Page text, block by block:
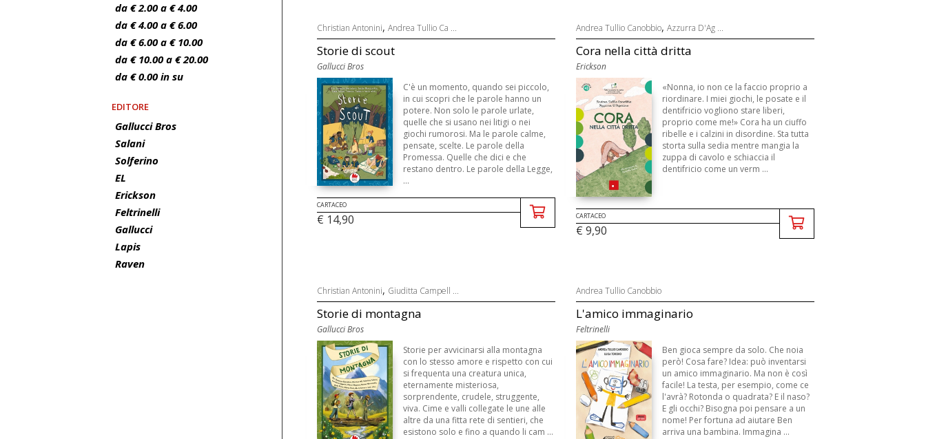
da € 2.00 a € 4.00
da € 4.00 a € 6.00
da € 6.00 a € 10.00
da € 10.00 a € 20.00
da € 0.00 in su
EDITORE
Gallucci Bros
Salani
Solferino
EL
Erickson
Feltrinelli
Gallucci
Lapis
Raven
Christian Antonini, Andrea Tullio Ca ...
Storie di scout
Gallucci Bros
C'è un momento, quando sei piccolo,
in cui scopri che le parole hanno un
potere. Non solo le parole urlate,
quelle che si usano nei litigi o nei
giochi rumorosi. Ma le parole calme,
pensate, scelte. Le parole della
Promessa. Quelle che dici e che
restano dentro. Le parole della Legge,
...
CARTACEO
€ 14,90
Andrea Tullio Canobbio, Azzurra D'Ag ...
Cora nella città dritta
Erickson
«Nonna, io non ce la faccio proprio a
riordinare. I miei giochi, le posate e il
dentifricio vogliono stare liberi,
proprio come me!» Cora ha un ciuffo
ribelle e i calzini in disordine. Sta tutta
storta sulla sedia mentre mangia la
zuppa di cavolo e schiaccia il
dentifricio come un verm ...
CARTACEO
€ 9,90
Christian Antonini, Giuditta Campell ...
Storie di montagna
Gallucci Bros
Storie per avvicinarsi alla montagna
con lo stesso amore e rispetto con cui
si frequenta una creatura unica,
eternamente misteriosa,
sorprendente, crudele, struggente,
viva. Cime e valli collegate le une alle
altre da una fitta rete di sentieri, che
esistono solo e fino a quando li cam ...
Andrea Tullio Canobbio
L'amico immaginario
Feltrinelli
Ben gioca sempre da solo. Che noia
però! Cosa fare? Idea: può inventarsi
un amico immaginario. Ma non è così
facile! La testa, per esempio, come ce
l'avrà? Rotonda o quadrata? E il naso?
E gli occhi? Bisogna poi pensare a un
nome! Per fortuna ad aiutare Ben
arriva una bambina. Immagina ...